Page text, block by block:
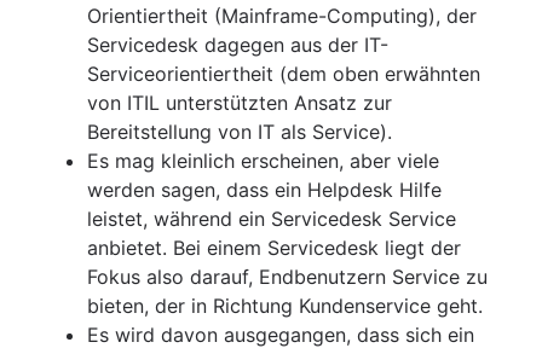
Orientiertheit (Mainframe-Computing), der
Servicedesk dagegen aus der IT-
Serviceorientiertheit (dem oben erwähnten
von ITIL unterstützten Ansatz zur
Bereitstellung von IT als Service).
Es mag kleinlich erscheinen, aber viele
werden sagen, dass ein Helpdesk Hilfe
leistet, während ein Servicedesk Service
anbietet. Bei einem Servicedesk liegt der
Fokus also darauf, Endbenutzern Service zu
bieten, der in Richtung Kundenservice geht.
Es wird davon ausgegangen, dass sich ein